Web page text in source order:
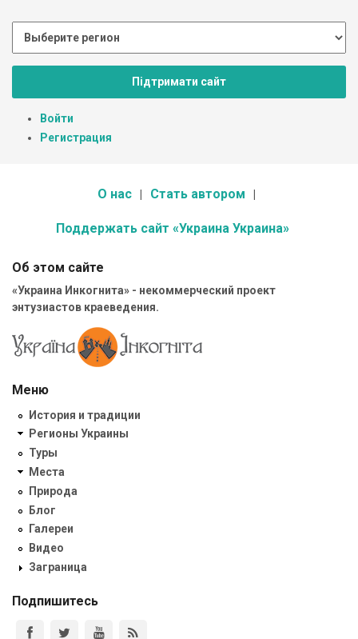
Підтримати сайт
Войти
Регистрация
О нас Стать автором
Поддержать сайт «Украина Украина»
Об этом сайте
«Украина Инкогнита» - некоммерческий проект
энтузиастов краеведения.
Меню
История и традиции
Регионы Украины
Туры
Места
Природа
Блог
Галереи
Видео
Заграница
Подпишитесь